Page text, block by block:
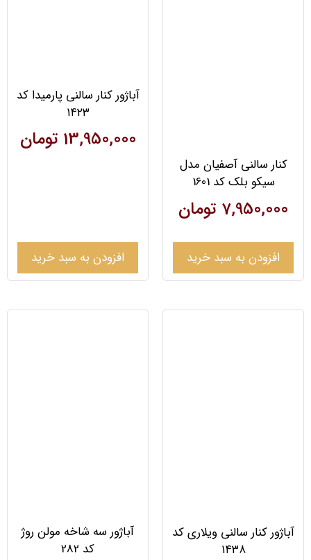
کنار سالنی آصفیان مدل
سیکو بلک کد 1601
7,950,000 تومان
افزودن به سبد خرید
آباژور کنار سالنی پارمیدا کد
۱۴۲۳
13,950,000 تومان
افزودن به سبد خرید
آباژور کنار سالنی ویلاری کد
۱۴۳۸
آباژور سه شاخه مولن روژ
کد 282